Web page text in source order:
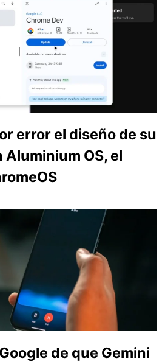
error el diseño de su
OS, el
de que Gemini